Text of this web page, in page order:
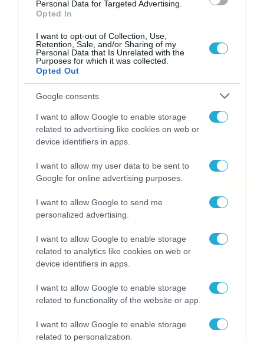
Personal Data for Targeted Advertising.
Opted In
I want to opt-out of Collection, Use,
Retention, Sale, and/or Sharing of my
Personal Data that Is Unrelated with the
Purposes for which it was collected.
Opted Out
Google consents
I want to allow Google to enable storage
related to advertising like cookies on web or
device identifiers in apps.
I want to allow my user data to be sent to
Google for online advertising purposes.
I want to allow Google to send me
personalized advertising.
I want to allow Google to enable storage
related to analytics like cookies on web or
device identifiers in apps.
I want to allow Google to enable storage
related to functionality of the website or app.
I want to allow Google to enable storage
related to personalization.
02/08/2026 16:05
Φωτιά τώρα: Σύγκρουση ελικοπτέρων
στην Ψάθα, 2 νεκροί και 2 τραυματίες
02/08/2026 09:33
Φωτιές τώρα: Μαίνεται η mega fire σε
Πόρτο Γερμενό και Βοιωτία